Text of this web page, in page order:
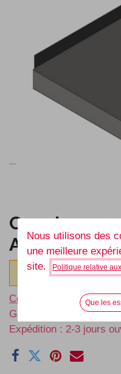
Capot
Aluminium
Ce produit n'a pas de
Conditions générales
Garantie satisfait ou
Expédition : 2-3 jours
Nous utilisons des
une meilleure
site.
Politique relative
Que les